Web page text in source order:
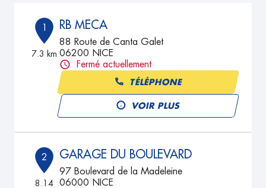
1
7.3 km
RB MECA
88 Route de Canta Galet
06200 NICE
Fermé actuellement
TÉLÉPHONE
VOIR PLUS
2
8.14
GARAGE DU BOULEVARD
97 Boulevard de la Madeleine
06000 NICE